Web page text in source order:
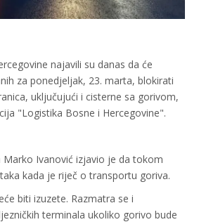
najavili su danas da će
za ponedjeljak, 23. marta, blokirati
uključujući i cisterne sa gorivom,
"Logistika Bosne i Hercegovine".
Ivanović izjavio je da tokom
kada je riječ o transportu goriva.
biti izuzete. Razmatra se i
terminala ukoliko gorivo bude